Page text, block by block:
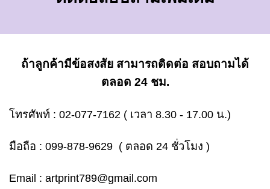
ถ้าลูกค้ามีข้อสงสัย สามารถติดต่อ สอบถามได้
ตลอด 24 ชม.
โทรศัพท์ : 02-077-7162 ( เวลา 8.30 - 17.00 น.)
มือถือ : 099-878-9629 ( ตลอด 24 ชั่วโมง )
Email : artprint789@gmail.com